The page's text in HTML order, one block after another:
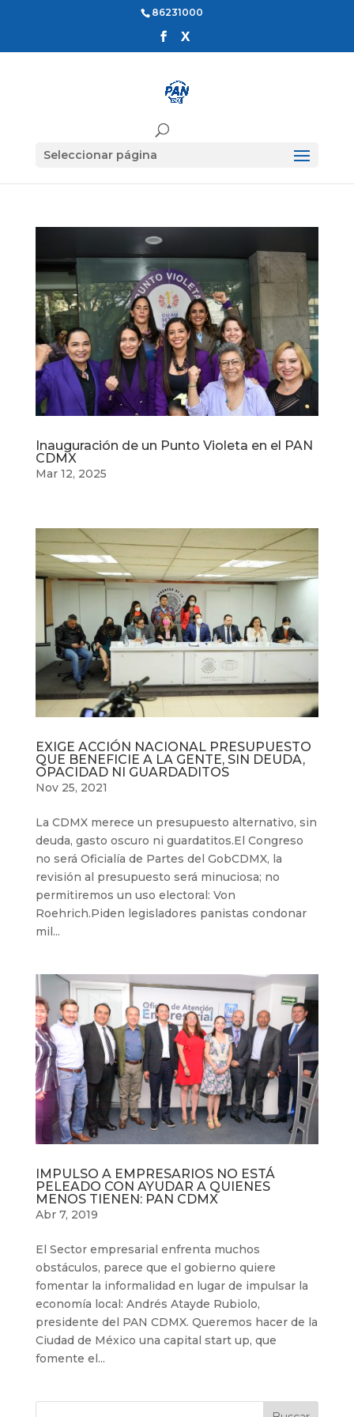
86231000
Seleccionar página
Inauguración de un Punto Violeta en el PAN
CDMX
Mar 12, 2025
EXIGE ACCIÓN NACIONAL PRESUPUESTO
QUE BENEFICIE A LA GENTE, SIN DEUDA,
OPACIDAD NI GUARDADITOS
Nov 25, 2021
La CDMX merece un presupuesto alternativo, sin
deuda, gasto oscuro ni guardatitos.El Congreso
no será Oficialía de Partes del GobCDMX, la
revisión al presupuesto será minuciosa; no
permitiremos un uso electoral: Von
Roehrich.Piden legisladores panistas condonar
mil...
IMPULSO A EMPRESARIOS NO ESTÁ
PELEADO CON AYUDAR A QUIENES
MENOS TIENEN: PAN CDMX
Abr 7, 2019
El Sector empresarial enfrenta muchos
obstáculos, parece que el gobierno quiere
fomentar la informalidad en lugar de impulsar la
economía local: Andrés Atayde Rubiolo,
presidente del PAN CDMX. Queremos hacer de la
Ciudad de México una capital start up, que
fomente el...